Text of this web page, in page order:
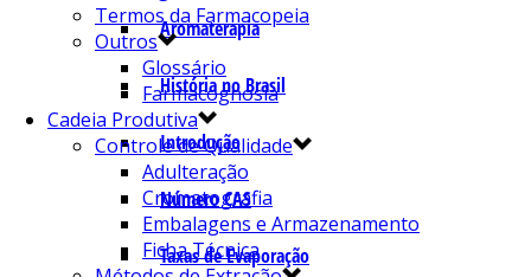
Aromaterapia
História no Brasil
Introdução
Número CAS
Taxas de Evaporação
Termos da Farmacopeia
Outros
Glossário
Farmacognosia
Cadeia Produtiva
Controle de Qualidade
Adulteração
Cromatografia
Embalagens e Armazenamento
Ficha Técnica